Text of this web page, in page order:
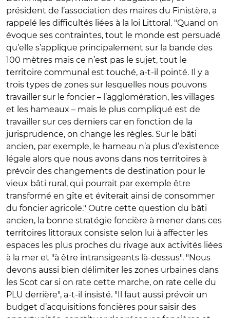
président de l’association des maires du Finistère, a
rappelé les difficultés liées à la loi Littoral. "Quand on
évoque ses contraintes, tout le monde est persuadé
qu’elle s’applique principalement sur la bande des
100 mètres mais ce n’est pas le sujet, tout le
territoire communal est touché, a-t-il pointé. Il y a
trois types de zones sur lesquelles nous pouvons
travailler sur le foncier – l’agglomération, les villages
et les hameaux – mais le plus compliqué est de
travailler sur ces derniers car en fonction de la
jurisprudence, on change les règles. Sur le bâti
ancien, par exemple, le hameau n’a plus d’existence
légale alors que nous avons dans nos territoires à
prévoir des changements de destination pour le
vieux bâti rural, qui pourrait par exemple être
transformé en gîte et éviterait ainsi de consommer
du foncier agricole." Outre cette question du bâti
ancien, la bonne stratégie foncière à mener dans ces
territoires littoraux consiste selon lui à affecter les
espaces les plus proches du rivage aux activités liées
à la mer et "à être intransigeants là-dessus". "Nous
devons aussi bien délimiter les zones urbaines dans
les Scot car si on rate cette marche, on rate celle du
PLU derrière", a-t-il insisté. "Il faut aussi prévoir un
budget d’acquisitions foncières pour saisir des